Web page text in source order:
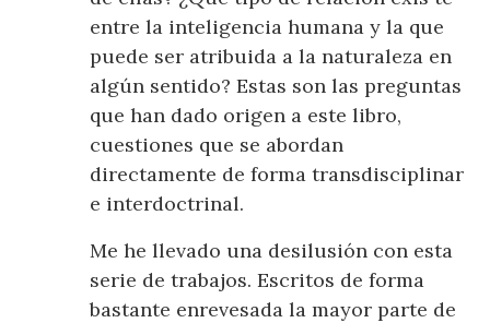
entre la inteligencia humana y la que
puede ser atribuida a la naturaleza en
algún sentido? Estas son las preguntas
que han dado origen a este libro,
cuestiones que se abordan
directamente de forma transdisciplinar
e interdoctrinal.
Me he llevado una desilusión con esta
serie de trabajos. Escritos de forma
bastante enrevesada la mayor parte de